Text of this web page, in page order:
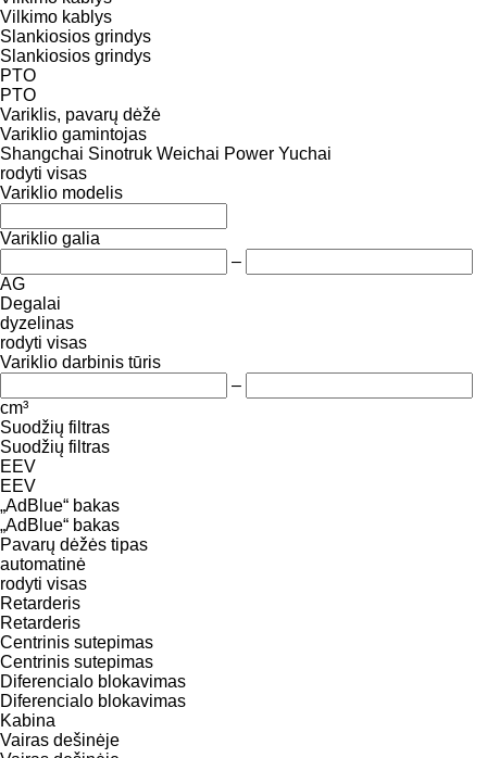
Vilkimo kablys
Slankiosios grindys
Slankiosios grindys
PTO
PTO
Variklis, pavarų dėžė
Variklio gamintojas
Shangchai Sinotruk Weichai Power Yuchai
rodyti visas
Variklio modelis
Variklio galia
–
AG
Degalai
dyzelinas
rodyti visas
Variklio darbinis tūris
–
cm³
Suodžių filtras
Suodžių filtras
EEV
EEV
„AdBlue“ bakas
„AdBlue“ bakas
Pavarų dėžės tipas
automatinė
rodyti visas
Retarderis
Retarderis
Centrinis sutepimas
Centrinis sutepimas
Diferencialo blokavimas
Diferencialo blokavimas
Kabina
Vairas dešinėje